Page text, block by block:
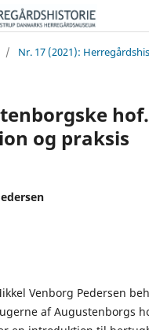
/ Nr. 17 (2021):
hof.
og praksis
Venborg Pedersen
af Augustenborgs